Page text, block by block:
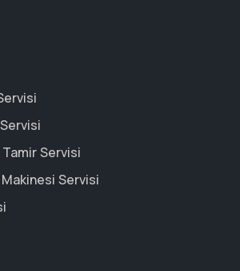
Tamir Servisi
Servisi